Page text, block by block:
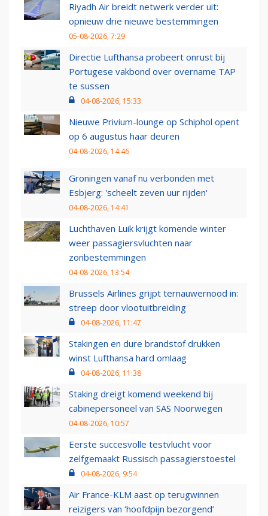
Riyadh Air breidt netwerk verder uit:
opnieuw drie nieuwe bestemmingen
05-08-2026, 7:29
Directie Lufthansa probeert onrust bij
Portugese vakbond over overname TAP
te sussen
04-08-2026, 15:33
Nieuwe Privium-lounge op Schiphol opent
op 6 augustus haar deuren
04-08-2026, 14:46
Groningen vanaf nu verbonden met
Esbjerg: 'scheelt zeven uur rijden'
04-08-2026, 14:41
Luchthaven Luik krijgt komende winter
weer passagiersvluchten naar
zonbestemmingen
04-08-2026, 13:54
Brussels Airlines grijpt ternauwernood in:
streep door vlootuitbreiding
04-08-2026, 11:47
Stakingen en dure brandstof drukken
winst Lufthansa hard omlaag
04-08-2026, 11:38
Staking dreigt komend weekend bij
cabinepersoneel van SAS Noorwegen
04-08-2026, 10:57
Eerste succesvolle testvlucht voor
zelfgemaakt Russisch passagierstoestel
04-08-2026, 9:54
Air France-KLM aast op terugwinnen
reizigers van ‘hoofdpijn bezorgend’